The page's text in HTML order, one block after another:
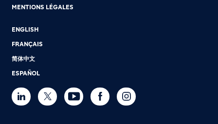
MENTIONS LÉGALES
ENGLISH
FRANÇAIS
简体中文
ESPAÑOL